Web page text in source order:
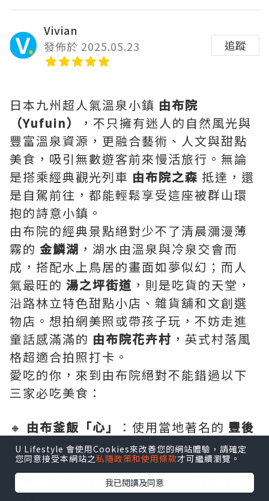
Vivian
發佈於 2025.05.23
追蹤
日本九州超人氣溫泉小鎮由布院
（Yufuin），不只擁有迷人的自然風光與
豐富溫泉資源，更融合藝術、人文與甜點
美食，吸引無數遊客前來慢活旅行。無論
是搭乘經典觀光列車
是自駕前往，都能輕鬆享受這座被群山環
抱的詩意小鎮。
霧的金鱗湖 ，湖水由溫泉與冷泉交會而
成，搭配水上鳥居的畫面如夢似幻；而人
氣最旺的湯之坪街道，則是吃貨的天堂，
沿路林立特色甜點小店、雜貨舖和文創選
U Lifestyle 會使用Cookies來改善您的網站體驗，請確定
您同意接受本網站之私隱政策和使用條款才可繼續瀏覽。
我已閱讀及同意